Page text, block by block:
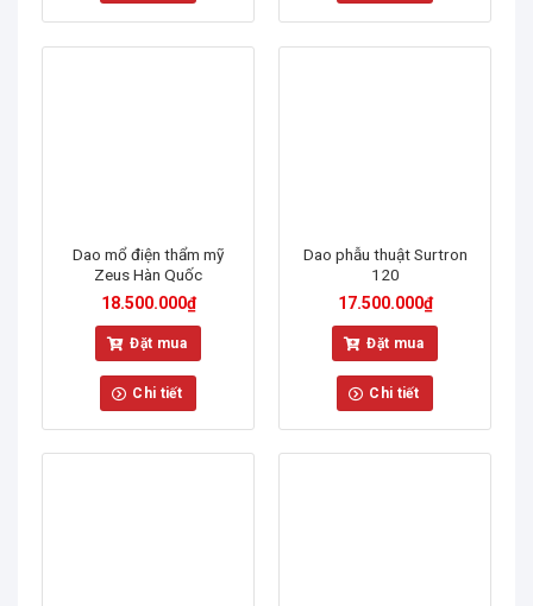
Dao mổ điện thẩm mỹ
Zeus Hàn Quốc
18.500.000₫
Đặt mua
Chi tiết
Dao phẫu thuật Surtron
120
17.500.000₫
Đặt mua
Chi tiết